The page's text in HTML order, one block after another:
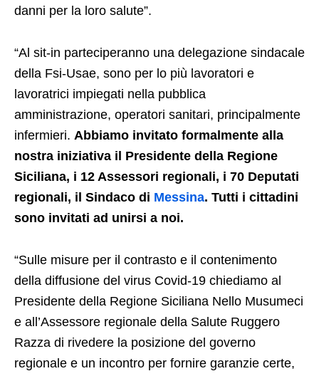
danni per la loro salute”.
“Al sit-in parteciperanno una delegazione sindacale
della Fsi-Usae, sono per lo più lavoratori e
lavoratrici impiegati nella pubblica
amministrazione, operatori sanitari, principalmente
infermieri. Abbiamo invitato formalmente alla
nostra iniziativa il Presidente della Regione
Siciliana, i 12 Assessori regionali, i 70 Deputati
regionali, il Sindaco di Messina. Tutti i cittadini
sono invitati ad unirsi a noi.
“Sulle misure per il contrasto e il contenimento
della diffusione del virus Covid-19 chiediamo al
Presidente della Regione Siciliana Nello Musumeci
e all’Assessore regionale della Salute Ruggero
Razza di rivedere la posizione del governo
regionale e un incontro per fornire garanzie certe,